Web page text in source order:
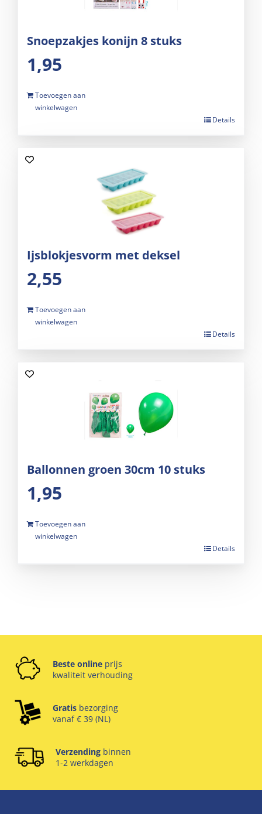
Snoepzakjes konijn 8 stuks
1,95
Toevoegen aan
winkelwagen
Details
Ijsblokjesvorm met deksel
2,55
Toevoegen aan
winkelwagen
Details
Ballonnen groen 30cm 10 stuks
1,95
Toevoegen aan
winkelwagen
Details
Beste online prijs
kwaliteit verhouding
Gratis bezorging
vanaf € 39 (NL)
Verzending binnen
1-2 werkdagen